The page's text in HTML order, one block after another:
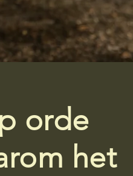
orde
het